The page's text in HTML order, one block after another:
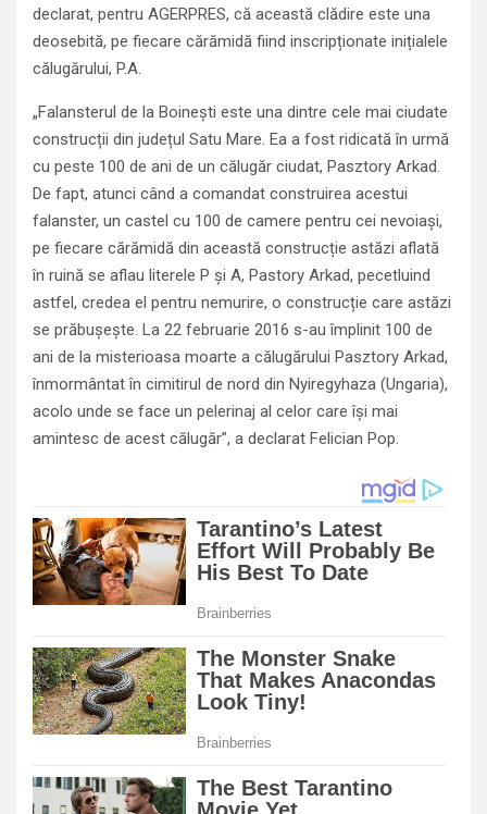
declarat, pentru AGERPRES, că această clădire este una
deosebită, pe fiecare cărămidă fiind inscripționate inițialele
călugărului, P.A.
„Falansterul de la Boinești este una dintre cele mai ciudate
construcții din județul Satu Mare. Ea a fost ridicată în urmă
cu peste 100 de ani de un călugăr ciudat, Pasztory Arkad.
De fapt, atunci când a comandat construirea acestui
falanster, un castel cu 100 de camere pentru cei nevoiași,
pe fiecare cărămidă din această construcție astăzi aflată
în ruină se aflau literele P și A, Pastory Arkad, pecetluind
astfel, credea el pentru nemurire, o construcție care astăzi
se prăbușește. La 22 februarie 2016 s-au împlinit 100 de
ani de la misterioasa moarte a călugărului Pasztory Arkad,
înmormântat în cimitirul de nord din Nyiregyhaza (Ungaria),
acolo unde se face un pelerinaj al celor care își mai
amintesc de acest călugăr”, a declarat Felician Pop.